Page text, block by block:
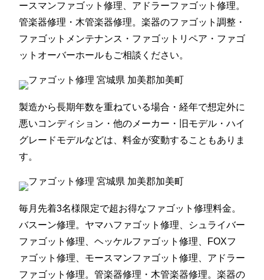
ースマンファゴット修理、アドラーファゴット修理。
管楽器修理・木管楽器修理。楽器のファゴット調整・
ファゴットメンテナンス・ファゴットリペア・ファゴ
ットオーバーホールもご相談ください。
製造から長期年数を重ねている場合・経年で想定外に
悪いコンディション・他のメーカー・旧モデル・ハイ
グレードモデルなどは、料金が変動することもありま
す。
毎月先着3名様限定で超お得なファゴット修理料金。
バスーン修理。ヤマハファゴット修理、シュライバー
ファゴット修理、ヘッケルファゴット修理、FOXフ
ァゴット修理、モースマンファゴット修理、アドラー
ファゴット修理。管楽器修理・木管楽器修理。楽器の